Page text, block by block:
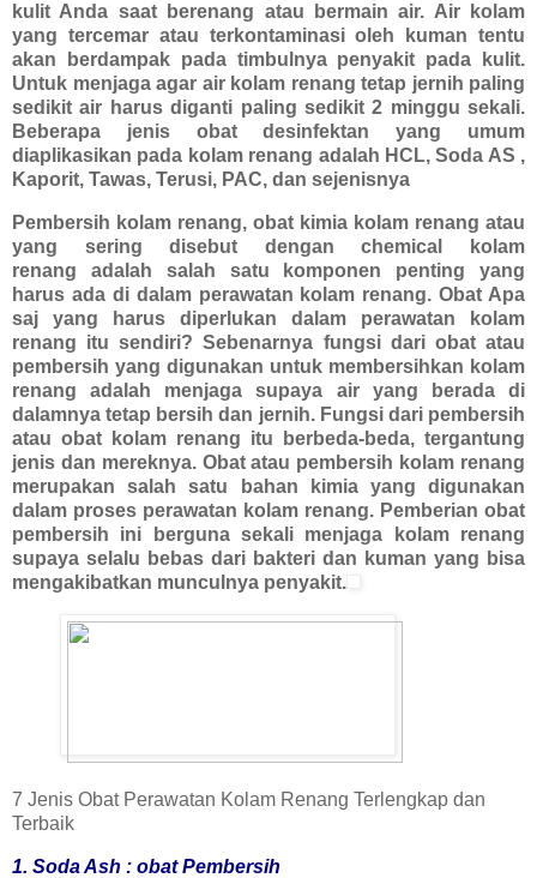
kulit Anda saat berenang atau bermain air. Air kolam
yang tercemar atau terkontaminasi oleh kuman tentu
akan berdampak pada timbulnya penyakit pada kulit.
Untuk menjaga agar air kolam renang tetap jernih paling
sedikit air harus diganti paling sedikit 2 minggu sekali.
Beberapa jenis obat desinfektan yang umum
diaplikasikan pada kolam renang adalah HCL, Soda AS ,
Kaporit, Tawas, Terusi, PAC, dan sejenisnya
Pembersih kolam renang, obat kimia kolam renang atau
yang sering disebut denganchemical kolam
renang adalah salah satu komponen penting yang
harus ada di dalam perawatan kolam renang. Obat Apa
saj yang harus diperlukan dalam perawatan kolam
renang itu sendiri? Sebenarnya fungsi dari obat atau
pembersih yang digunakan untuk membersihkan kolam
renang adalah menjaga supaya air yang berada di
dalamnya tetap bersih dan jernih. Fungsi dari pembersih
atau obat kolam renang itu berbeda-beda, tergantung
jenis dan mereknya. Obat atau pembersih kolam renang
merupakan salah satu bahan kimia yang digunakan
dalam proses perawatan kolam renang. Pemberian obat
pembersih ini berguna sekali menjaga kolam renang
supaya selalu bebas dari bakteri dan kuman yang bisa
mengakibatkan munculnya penyakit.
7 Jenis Obat Perawatan Kolam Renang Terlengkap dan
Terbaik
1. Soda Ash : obat Pembersih